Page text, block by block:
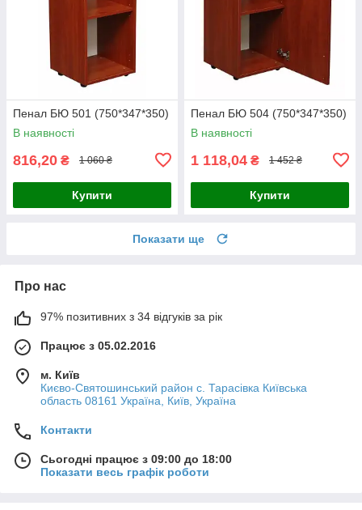
Пенал БЮ 501 (750*347*350)
В наявності
816,20 ₴ 1 060 ₴
Купити
Пенал БЮ 504 (750*347*350)
В наявності
1 118,04 ₴ 1 452 ₴
Купити
Показати ще
Про нас
97% позитивних з 34 відгуків за рік
Працює з 05.02.2016
м. Київ
Києво-Святошинський район с. Тарасівка Київська
область 08161 Україна, Київ, Україна
Контакти
Сьогодні працює з 09:00 до 18:00
Показати весь графік роботи